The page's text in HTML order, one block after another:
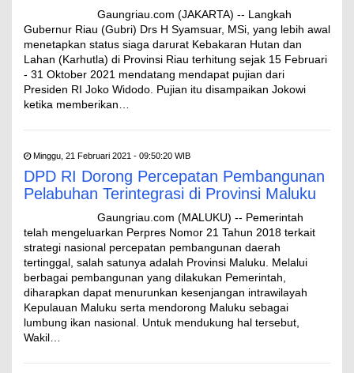
Gaungriau.com (JAKARTA) -- Langkah
Gubernur Riau (Gubri) Drs H Syamsuar, MSi, yang lebih awal
menetapkan status siaga darurat Kebakaran Hutan dan
Lahan (Karhutla) di Provinsi Riau terhitung sejak 15 Februari
- 31 Oktober 2021 mendatang mendapat pujian dari
Presiden RI Joko Widodo. Pujian itu disampaikan Jokowi
ketika memberikan…
Minggu, 21 Februari 2021 - 09:50:20 WIB
DPD RI Dorong Percepatan Pembangunan
Pelabuhan Terintegrasi di Provinsi Maluku
Gaungriau.com (ΜALUKU) -- Pemerintah
telah mengeluarkan Perpres Nomor 21 Tahun 2018 terkait
strategi nasional percepatan pembangunan daerah
tertinggal, salah satunya adalah Provinsi Maluku. Melalui
berbagai pembangunan yang dilakukan Pemerintah,
diharapkan dapat menurunkan kesenjangan intrawilayah
Kepulauan Maluku serta mendorong Maluku sebagai
lumbung ikan nasional. Untuk mendukung hal tersebut,
Wakil…